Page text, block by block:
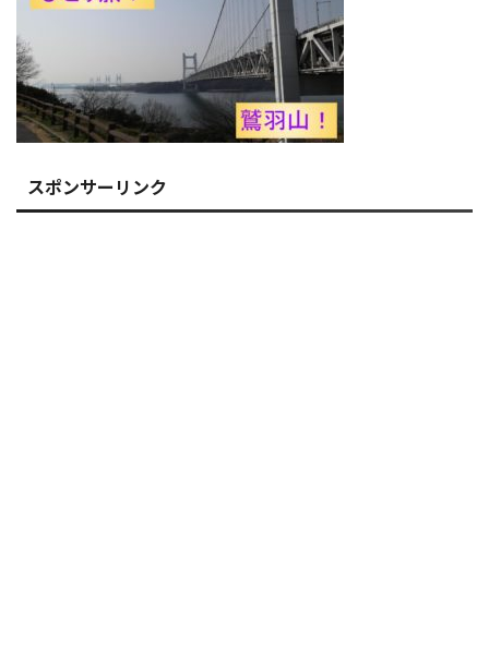
スポンサーリンク